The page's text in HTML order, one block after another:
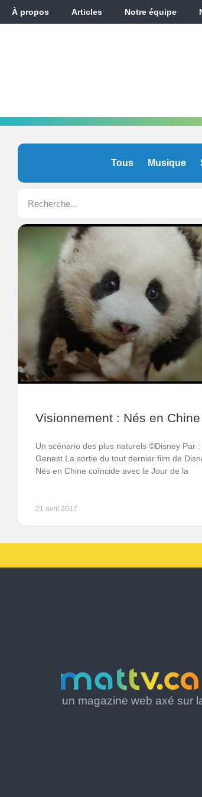
À propos Articles Notre équipe
Tous Musique
Visionnement : Nés en Chine
Un scénario des plus naturels ©Disney Par
Genest La sortie du tout dernier film de
Nés en Chine coïncide avec le Jour de la
21 avril 2017
un magazine web axé sur